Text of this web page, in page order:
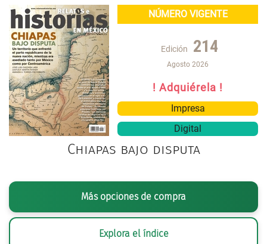
NÚMERO VIGENTE
Edición 214
Agosto 2026
! Adquiérela !
Impresa
Digital
Chiapas bajo disputa
Más opciones de compra
Explora el índice